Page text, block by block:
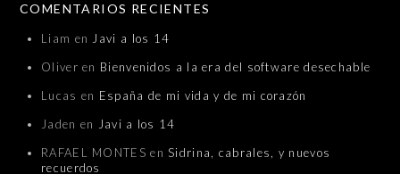
COMENTARIOS RECIENTES
Liam en Javi a los 14
Oliver en Bienvenidos a la era del software desechable
Lucas en España de mi vida y de mi corazón
Jaden en Javi a los 14
RAFAEL MONTES enSidrina, cabrales, y nuevos
recuerdos